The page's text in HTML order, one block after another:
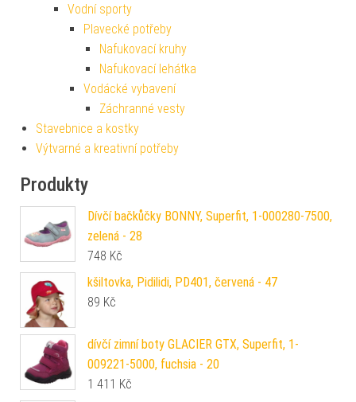
Vodní sporty
Plavecké potřeby
Nafukovací kruhy
Nafukovací lehátka
Vodácké vybavení
Záchranné vesty
Stavebnice a kostky
Výtvarné a kreativní potřeby
Produkty
Dívčí bačkůčky BONNY, Superfit, 1-000280-7500,
zelená - 28
748 Kč
kšiltovka, Pidilidi, PD401, červená - 47
89 Kč
dívčí zimní boty GLACIER GTX, Superfit, 1-
009221-5000, fuchsia - 20
1 411 Kč